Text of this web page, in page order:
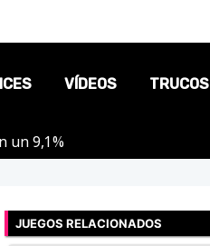
VÍDEOS TRUCOS
un 9,1%
JUEGOS RELACIONADOS